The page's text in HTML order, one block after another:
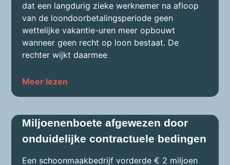
dat een langdurig zieke werknemer na afloop
van de loondoorbetalingsperiode geen
wettelijke vakantie-uren meer opbouwt
wanneer geen recht op loon bestaat. De
rechter wijkt daarmee
Meer lezen
Miljoenenboete afgewezen door
onduidelijke contractuele bedingen
Een schoonmaakbedrijf vorderde € 2 miljoen